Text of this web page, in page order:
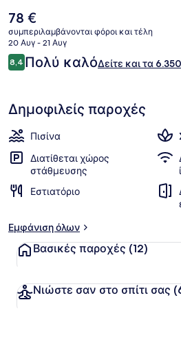
(Ruth's Chris Steakhouse), ένα από τα 5
λειτουργούν, σερβίρει βραδινό.
μπαρ/lounge, εξωτερική πισίνα και
Άλλοι ταξιδιώτες λένε εξαιρετικά
κρεβάτια και το εξυπηρετικό
Η
τρέχουσα
τιμή
είναι
78 €
78 €
συμπεριλαμβάνονται φόροι και τέλη
20 Αυγ - 21 Αυγ
Σχόλια
8,48,4 στα 10
Πολύ καλόΔείτε και τα
Δημοφιλείς παροχές
Πισίνα
Διατίθεται χώρος
στάθμευσης
Εστιατόριο
Εμφάνιση όλων
Βασικές παροχές (12)
Νιώστε σαν στο σπίτι σας